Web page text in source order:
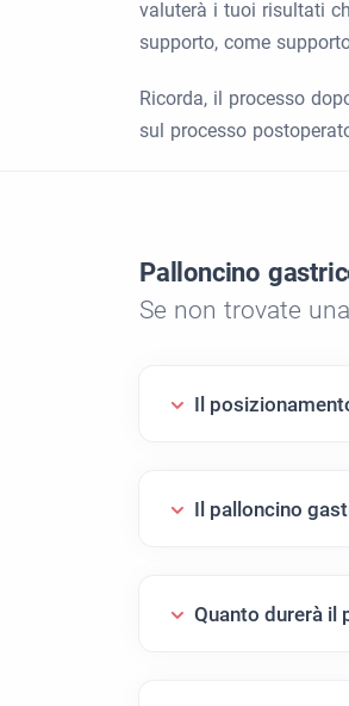
valuterà i tuoi risultati
supporto, come
Ricorda, il processo
sul processo
Palloncino
Se non trovate
Il
Il palloncino
Quanto durerà il